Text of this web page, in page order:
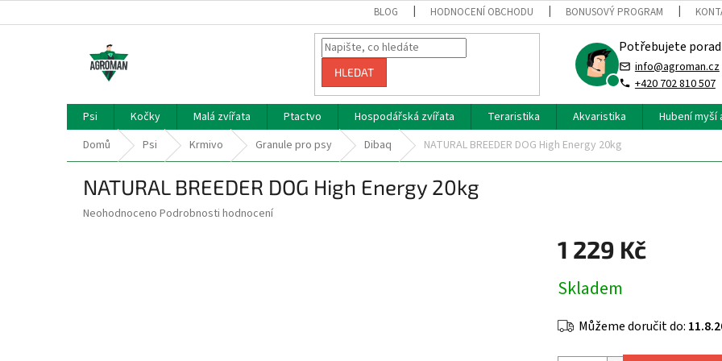
na
BLOG HODNOCENÍ OBCHODU BONUSOVÝ PROGRAM
HLEDAT
Potřebujete
info@agroman.cz
+420 702 810 507
Psi Kočky Malá zvířata Ptactvo Hospodářská zvířata Teraristika Akvaristika Hubení myší
Domů
Psi Krmivo Granule pro psy Dibaq NATURAL BREEDER DOG High Energy 20kg
NATURAL BREEDER DOG High Energy 20kg
Průměrné
Neohodnoceno Podrobnosti hodnocení
1 229 Kč
cena:
Skladem
Můžeme doručit do: